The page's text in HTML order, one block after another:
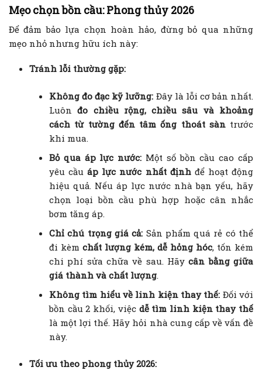
Mẹo chọn bồn cầu: Phong thủy 2026
Để đảm bảo lựa chọn hoàn hảo, đừng bỏ qua những
mẹo nhỏ nhưng hữu ích này:
Tránh lỗi thường gặp:
Không đo đạc kỹ lưỡng: Đây là lỗi cơ bản nhất.
Luônđo chiều rộng, chiều sâu và khoảng
cách từ tường đến tâm ống thoát sàntrước
khi mua.
Bỏ qua áp lực nước: Một số bồn cầu cao cấp
yêu cầuáp lực nước nhất địnhđể hoạt động
hiệu quả. Nếu áp lực nước nhà bạn yếu, hãy
chọn loại bồn cầu phù hợp hoặc cân nhắc
bơm tăng áp.
Chỉ chú trọng giá cả: Sản phẩm quá rẻ có thể
đi kèm chất lượng kém, dễ hỏng hóc, tốn kém
chi phí sửa chữa về sau. Hãycân bằng giữa
giá thành và chất lượng.
Không tìm hiểu về linh kiện thay thế: Đối với
bồn cầu 2 khối, việc dễ tìm linh kiện thay thế
là một lợi thế. Hãy hỏi nhà cung cấp về vấn đề
này.
Tối ưu theo phong thủy 2026: